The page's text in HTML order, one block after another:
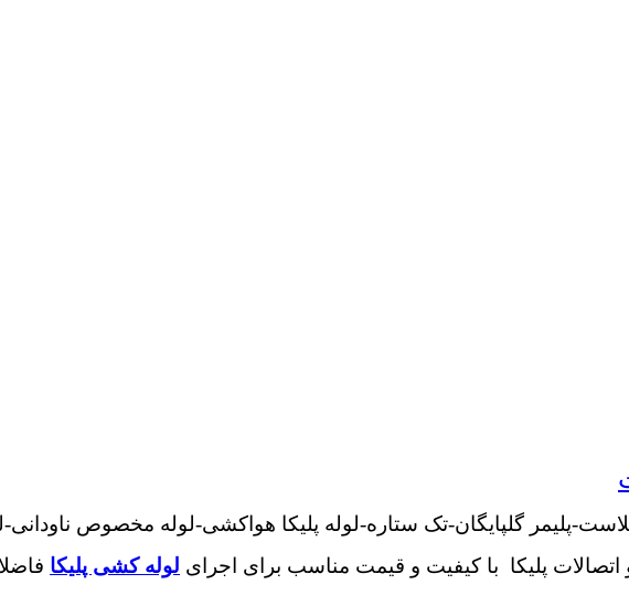
پلیمر گلپایگان-تک ستاره-لوله پلیکا هواکشی-لوله مخصوص
پلیکا با کیفیت و قیمت مناسب برای اجرای لوله کشی پلیکا